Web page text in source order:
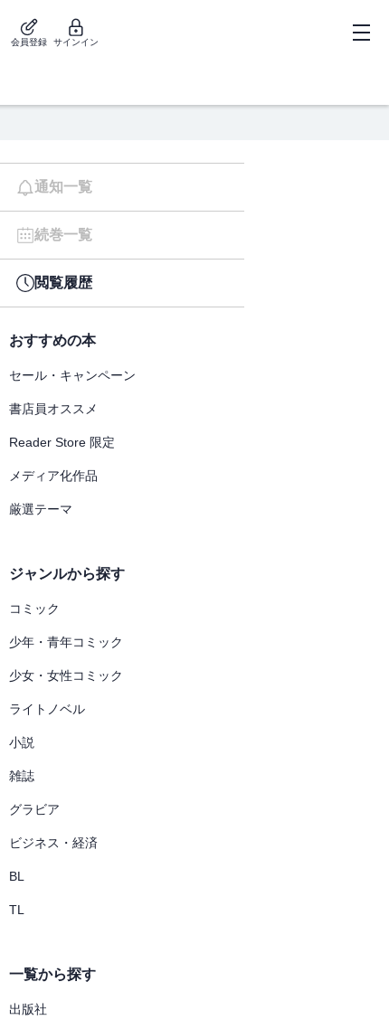
会員登録 サインイン
通知一覧
続巻一覧
閲覧履歴
おすすめの本
セール・キャンペーン
書店員オススメ
Reader Store 限定
メディア化作品
厳選テーマ
ジャンルから探す
コミック
少年・青年コミック
少女・女性コミック
ライトノベル
小説
雑誌
グラビア
ビジネス・経済
BL
TL
一覧から探す
出版社